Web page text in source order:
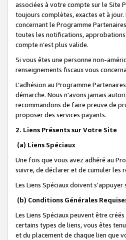
associées à votre compte sur le Site
toujours complètes, exactes et à
concernant le Programme
toutes les notifications, approbations
compte n’est plus valide.
Si vous êtes une personne non-
renseignements fiscaux vous
L'adhésion au Programme
démarche. Nous n'avons jamais
recommandons de faire preuve de
proposer des services payants.
2. Liens Présents sur Votre Site
(a) Liens Spéciaux
Une fois que vous avez adhéré au
suivre, de déclarer et de cumuler les
Les Liens Spéciaux doivent
(b) Conditions Générales
Les Liens Spéciaux peuvent être
certains types de liens, vous êtes
et du placement de chaque lien que